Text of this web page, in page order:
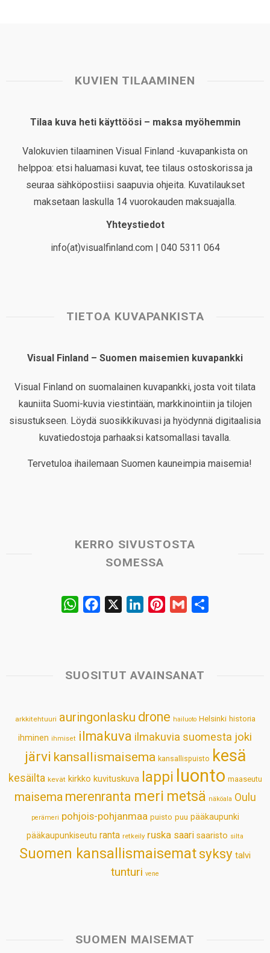
KUVIEN TILAAMINEN
Tilaa kuva heti käyttöösi – maksa myöhemmin
Valokuvien tilaaminen Visual Finland -kuvapankista on
helppoa: etsi haluamasi kuvat, tee tilaus ostoskorissa ja
seuraa sähköpostiisi saapuvia ohjeita. Kuvatilaukset
maksetaan laskulla 14 vuorokauden maksuajalla.
Yhteystiedot
info(at)visualfinland.com | 040 5311 064
TIETOA KUVAPANKISTA
Visual Finland – Suomen maisemien kuvapankki
Visual Finland on suomalainen kuvapankki, josta voit tilata
kauniita Suomi-kuvia viestintään, markkinointiin ja tilojen
sisustukseen. Löydä suosikkikuvasi ja hyödynnä digitaalisia
kuvatiedostoja parhaaksi katsomallasi tavalla.
Tervetuloa ihailemaan Suomen kauneimpia maisemia!
KERRO SIVUSTOSTA
SOMESSA
W
s
p
b
k
e
n
e
s
t
l
SUOSITUT AVAINSANAT
arkkitehtuuri auringonlasku drone hailuoto Helsinki historia
ihminen ihmiset ilmakuva ilmakuvia suomesta joki
järvi kansallismaisema kansallispuisto kesä
kesäilta kevät kirkko kuvituskuva lappi luonto maaseutu
maisema merenranta meri metsä näköala Oulu
perämeri pohjois-pohjanmaa puisto puu pääkaupunki
pääkaupunkiseutu ranta retkeily ruska saari saaristo silta
Suomen kansallismaisematsyksy talvi
tunturi vene
SUOMEN MAISEMAT